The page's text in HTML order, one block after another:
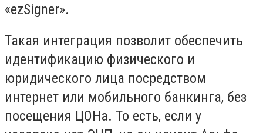
«ezSigner».
Такая интеграция позволит обеспечить
идентификацию физического и
юридического лица посредством
интернет или мобильного банкинга, без
посещения ЦОНа. То есть, если у